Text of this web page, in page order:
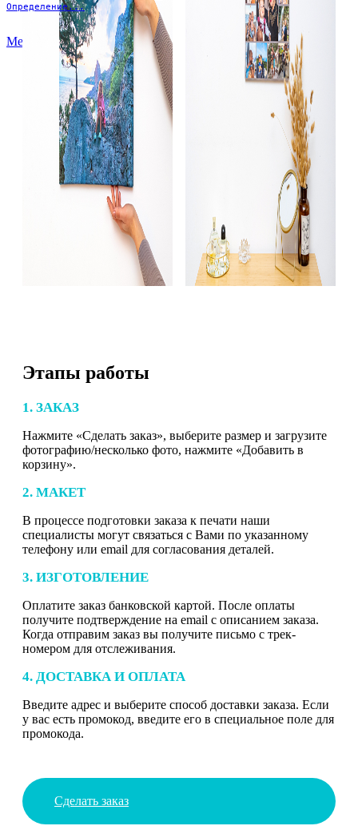
Определение...
Меню
Этапы работы
1. ЗАКАЗ
Нажмите «Сделать заказ», выберите размер и загрузите
фотографию/несколько фото, нажмите «Добавить в
корзину».
2. МАКЕТ
В процессе подготовки заказа к печати наши
специалисты могут связаться с Вами по указанному
телефону или email для согласования деталей.
3. ИЗГОТОВЛЕНИЕ
Оплатите заказ банковской картой. После оплаты
получите подтверждение на email с описанием заказа.
Когда отправим заказ вы получите письмо с трек-
номером для отслеживания.
4. ДОСТАВКА И ОПЛАТА
Введите адрес и выберите способ доставки заказа. Если
у вас есть промокод, введите его в специальное поле для
промокода.
Сделать заказ